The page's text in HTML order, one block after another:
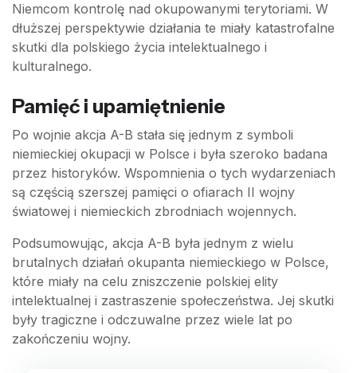
Niemcom kontrolę nad okupowanymi terytoriami. W
dłuższej perspektywie działania te miały katastrofalne
skutki dla polskiego życia intelektualnego i
kulturalnego.
Pamięć i upamiętnienie
Po wojnie akcja A-B stała się jednym z symboli
niemieckiej okupacji w Polsce i była szeroko badana
przez historyków. Wspomnienia o tych wydarzeniach
są częścią szerszej pamięci o ofiarach II wojny
światowej i niemieckich zbrodniach wojennych.
Podsumowując, akcja A-B była jednym z wielu
brutalnych działań okupanta niemieckiego w Polsce,
które miały na celu zniszczenie polskiej elity
intelektualnej i zastraszenie społeczeństwa. Jej skutki
były tragiczne i odczuwalne przez wiele lat po
zakończeniu wojny.